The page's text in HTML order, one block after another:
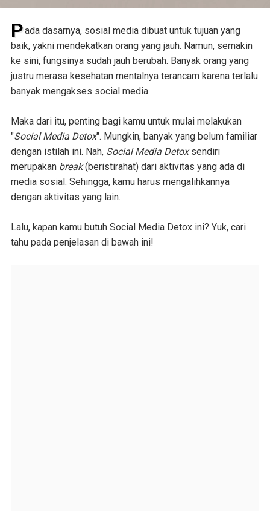
Pada dasarnya, sosial media dibuat untuk tujuan yang
baik, yakni mendekatkan orang yang jauh. Namun, semakin
ke sini, fungsinya sudah jauh berubah. Banyak orang yang
justru merasa kesehatan mentalnya terancam karena terlalu
banyak mengakses social media.
Maka dari itu, penting bagi kamu untuk mulai melakukan
"Social Media Detox". Mungkin, banyak yang belum familiar
dengan istilah ini. Nah, Social Media Detoxsendiri
merupakan break(beristirahat) dari aktivitas yang ada di
media sosial. Sehingga, kamu harus mengalihkannya
dengan aktivitas yang lain.
Lalu, kapan kamu butuh Social Media Detox ini? Yuk, cari
tahu pada penjelasan di bawah ini!